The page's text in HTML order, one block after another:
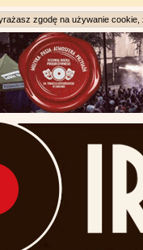
zgodę na używanie